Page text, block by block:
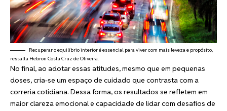
Recuperar o equilíbrio interior é essencial para viver com mais leveza e propósito,
ressalta Hebron Costa Cruz de Oliveira.
No final, ao adotar essas atitudes, mesmo que em pequenas
doses, cria-se um espaço de cuidado que contrasta com a
correria cotidiana. Dessa forma, os resultados se refletem em
maior clareza emocional e capacidade de lidar com desafios de